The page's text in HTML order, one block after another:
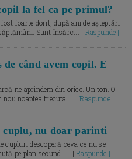
la fel ca pe primul?
foarte dorit, după ani de așteptări
Sunt însărc... | Raspunde |
de când avem copil. E
ne aprindem din orice. Un ton. O
nou noaptea trecuta.... |Raspunde |
cuplu, nu doar parinti
cupluri descoperă ceva ce nu se
pe plan secund. ... |Raspunde |